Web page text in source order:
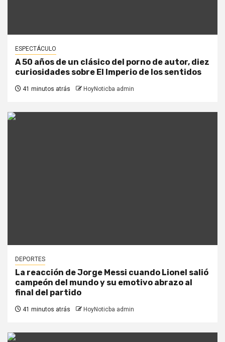
ESPECTÁCULO
A 50 años de un clásico del porno de autor, diez
curiosidades sobre El Imperio de los sentidos
41 minutos atrás HoyNoticba admin
DEPORTES
La reacción de Jorge Messi cuando Lionel salió
campeón del mundo y su emotivo abrazo al
final del partido
41 minutos atrás HoyNoticba admin